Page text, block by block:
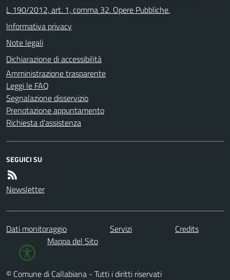
L 190/2012, art. 1, comma 32. Opere Pubbliche.
Informativa privacy
Note legali
Dichiarazione di accessibilità
Amministrazione trasparente
Leggi le FAQ
Segnalazione disservizio
Prenotazione appuntamento
Richiesta d'assistenza
SEGUICI SU
Newsletter
Dati monitoraggio Servizi
Credits
Mappa del Sito
© Comune di Callabiana - Tutti i diritti riservati